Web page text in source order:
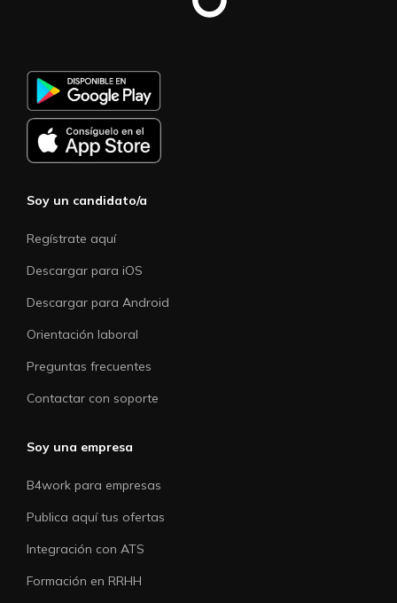
Soy un candidato/a
Regístrate aquí
Descargar para iOS
Descargar para Android
Orientación laboral
Preguntas frecuentes
Contactar con soporte
Soy una empresa
B4work para empresas
Publica aquí tus ofertas
Integración con ATS
Formación en RRHH